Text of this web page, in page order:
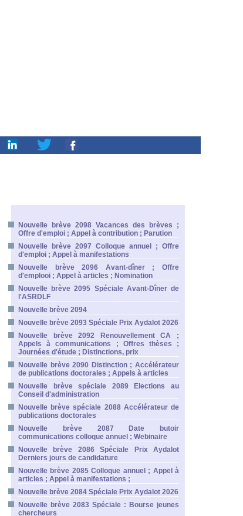
Nouvelle brève 2098 Vacances des brèves ;
Offre d'emploi ; Appel à contribution ; Parution
Nouvelle brève 2097 Colloque annuel ; Offre
d'emploi ; Appel à manifestations
Nouvelle brève 2096 Avant-dîner ; Offre
d'emplooi ; Appel à articles ; Nomination
Nouvelle brève 2095 Spéciale Avant-Dîner de
l'ASRDLF
Nouvelle brève 2094
Nouvelle brève 2093 Spéciale Prix Aydalot 2026
Nouvelle brève 2092 Renouvellement CA ;
Appels à communications ; Offres thèses ;
Journées d'étude ; Distinctions, prix
Nouvelle brève 2090 Distinction ; Accélérateur
de publications doctorales ; Appels à articles
Nouvelle brève spéciale 2089 Elections au
Conseil d'administration
Nouvelle brève spéciale 2088 Accélérateur de
publications doctorales
Nouvelle brève 2087 Date butoir
communications colloque annuel ; Webinaire
Nouvelle brève 2086 Spéciale Prix Aydalot
Derniers jours de candidature
Nouvelle brève 2085 Colloque annuel ; Appel à
articles ; Appel à manifestations ;
Nouvelle brève 2084 Spéciale Prix Aydalot 2026
Nouvelle brève 2083 Spéciale : Bourse jeunes
chercheurs